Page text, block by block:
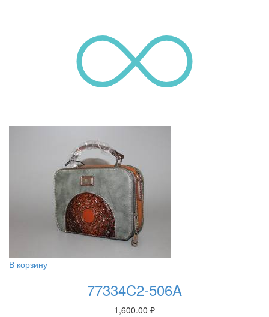
В корзину
77334C2-506A
1,600.00 ₽